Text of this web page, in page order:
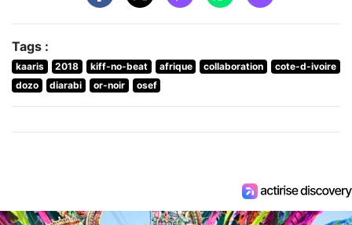
Tags :
kaaris 2018 kiff-no-beat afrique collaboration
cote-d-ivoire
dozo
diarabi or-noir osef